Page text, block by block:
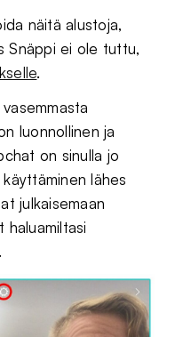
näitä alustoja,
Snäppi ei ole tuttu,
.
luonnollinen ja
on sinulla jo
lähes
julkaisemaan